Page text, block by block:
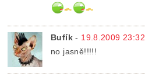
Bufík - 19.8.2009 23:32
no jasně!!!!!